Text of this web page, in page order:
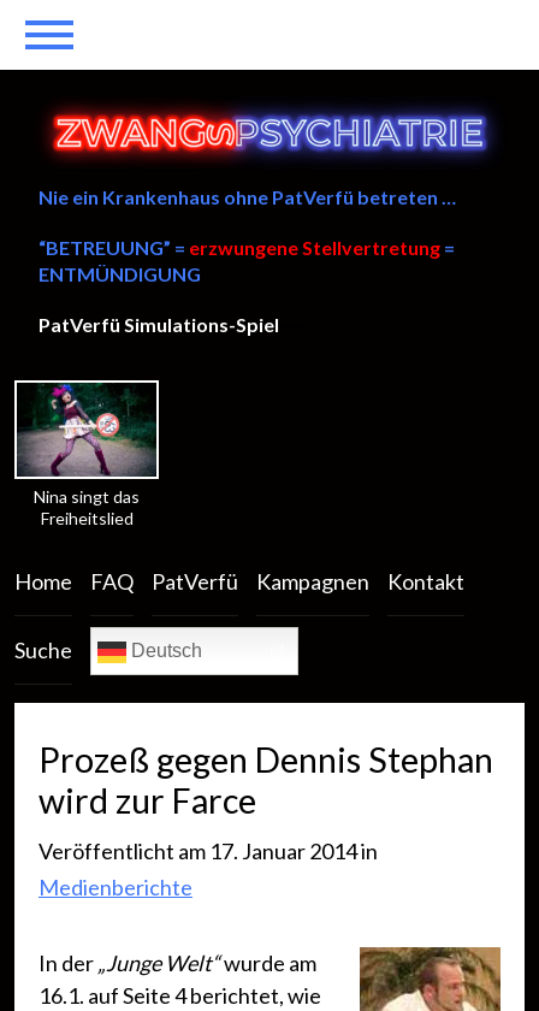
Nina singt das
Freiheitslied
Nie ein Krankenhaus ohne PatVerfü betreten …
“BETREUUNG” = erzwungene Stellvertretung =
ENTMÜNDIGUNG
PatVerfü Simulations-Spiel
Home FAQ PatVerfü Kampagnen Kontakt
Suche Deutsch
Prozeß gegen Dennis Stephan
wird zur Farce
Veröffentlicht am 17. Januar 2014 in
Medienberichte
In der„Junge Welt“wurde am
16.1. auf Seite 4 berichtet, wie